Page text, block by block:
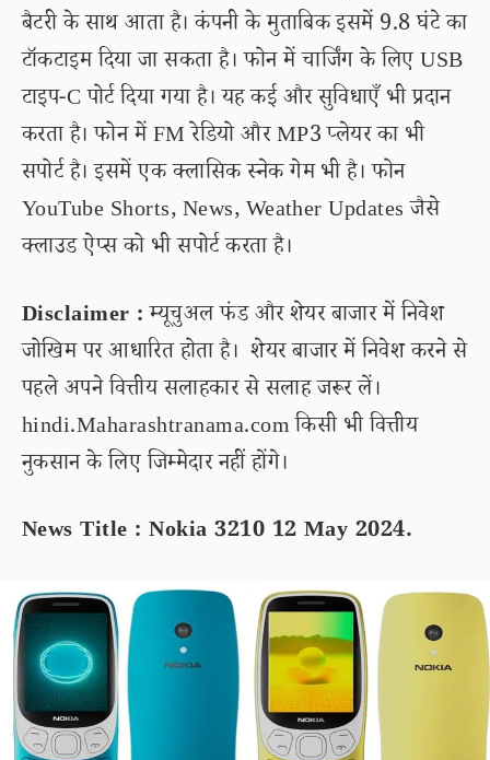
बैटरी के साथ आता है। कंपनी के मुताबिक इसमें 9.8 घंटे का
टॉकटाइम दिया जा सकता है। फोन में चार्जिंग के लिए USB
टाइप-C पोर्ट दिया गया है। यह कई और सुविधाएँ भी प्रदान
करता है। फोन में FM रेडियो और MP3 प्लेयर का भी
सपोर्ट है। इसमें एक क्लासिक स्नेक गेम भी है। फोन
YouTube Shorts, News, Weather Updates जैसे
क्लाउड ऐप्स को भी सपोर्ट करता है।
Disclaimer :म्यूचुअल फंड और शेयर बाजार में निवेश
जोखिम पर आधारित होता है। शेयर बाजार में निवेश करने से
पहले अपने वित्तीय सलाहकार से सलाह जरूर लें।
hindi.Maharashtranama.com किसी भी वित्तीय
नुकसान के लिए जिम्मेदार नहीं होंगे।
News Title : Nokia 3210 12 May 2024.